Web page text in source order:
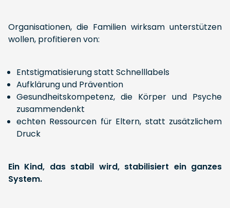
Organisationen, die Familien wirksam unterstützen
wollen, profitieren von:
Entstigmatisierung statt Schnelllabels
Aufklärung und Prävention
Gesundheitskompetenz, die Körper und Psyche
zusammendenkt
echten Ressourcen für Eltern, statt zusätzlichem
Druck
Ein Kind, das stabil wird, stabilisiert ein ganzes
System.